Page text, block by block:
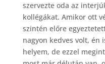
szervezte oda az
kollégákat. Amikor ott
szintén előre
nagyon kedves volt, én
helyem, de ezzel